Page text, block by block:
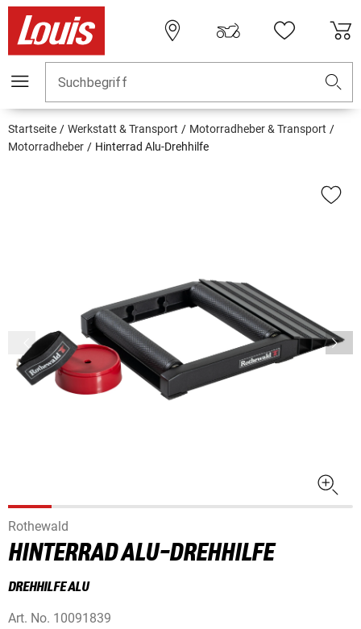
Suchbegriff
Startseite Werkstatt & Transport
Motorradheber & Transport
Motorradheber
Hinterrad Alu-Drehhilfe
Rothewald
HINTERRAD ALU-DREHHILFE
DREHHILFE ALU
Art. No. 10091839